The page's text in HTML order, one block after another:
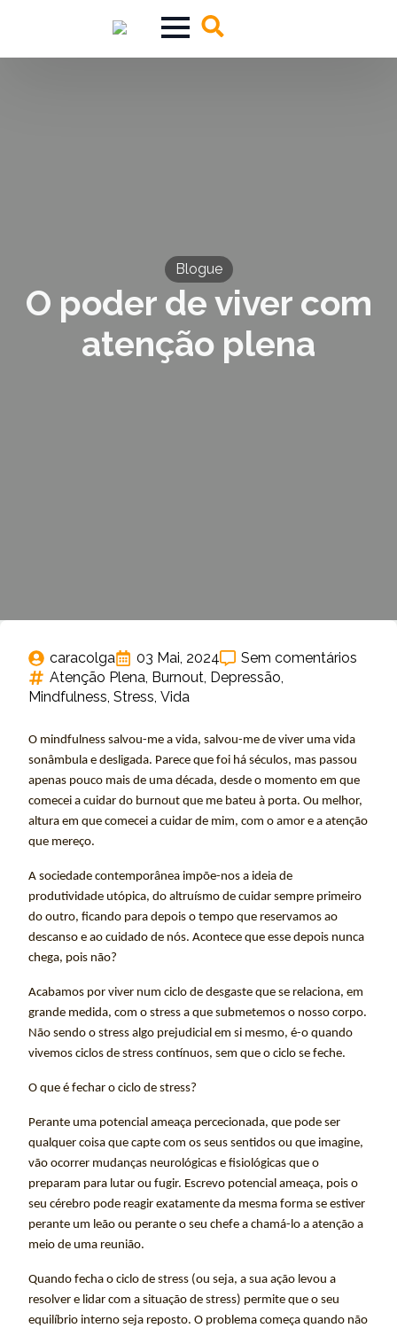
Search
Blogue
O poder de viver com
atenção plena
caracolga 03 Mai, 2024
Sem comentários
Atenção Plena Burnout Depressão
Mindfulness Stress Vida
O mindfulness salvou-me a vida, salvou-me de viver uma vida
sonâmbula e desligada. Parece que foi há séculos, mas passou
apenas pouco mais de uma década, desde o momento em que
comecei a cuidar do burnout que me bateu à porta. Ou melhor,
altura em que comecei a cuidar de mim, com o amor e a atenção
que mereço.
A sociedade contemporânea impõe-nos a ideia de
produtividade utópica, do altruísmo de cuidar sempre primeiro
do outro, ficando para depois o tempo que reservamos ao
descanso e ao cuidado de nós. Acontece que esse depois nunca
chega, pois não?
Acabamos por viver num ciclo de desgaste que se relaciona, em
grande medida, com o stress a que submetemos o nosso corpo.
Não sendo o stress algo prejudicial em si mesmo, é-o quando
vivemos ciclos de stress contínuos, sem que o ciclo se feche.
O que é fechar o ciclo de stress?
Perante uma potencial ameaça percecionada, que pode ser
qualquer coisa que capte com os seus sentidos ou que imagine,
vão ocorrer mudanças neurológicas e fisiológicas que o
preparam para lutar ou fugir. Escrevo potencial ameaça, pois o
seu cérebro pode reagir exatamente da mesma forma se estiver
perante um leão ou perante o seu chefe a chamá-lo a atenção a
meio de uma reunião.
Quando fecha o ciclo de stress (ou seja, a sua ação levou a
resolver e lidar com a situação de stress) permite que o seu
equilíbrio interno seja reposto. O problema começa quando não